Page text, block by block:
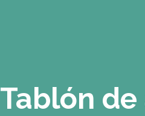
Tablón